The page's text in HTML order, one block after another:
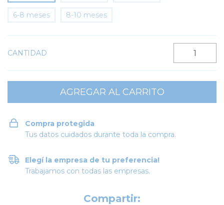
6-8 meses 8-10 meses
CANTIDAD
Compra protegida
Tus datos cuidados durante toda la compra.
Elegí la empresa de tu preferencia!
Trabajamos con todas las empresas.
Compartir: